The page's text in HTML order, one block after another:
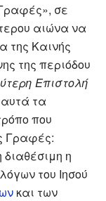
σε
αιώνα να
της Καινής
της περιόδου
Επιστολή
τα
που
Γραφές:
η
του Ιησού
και των